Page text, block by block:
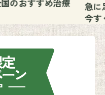
おすすめ治療
急に
今す